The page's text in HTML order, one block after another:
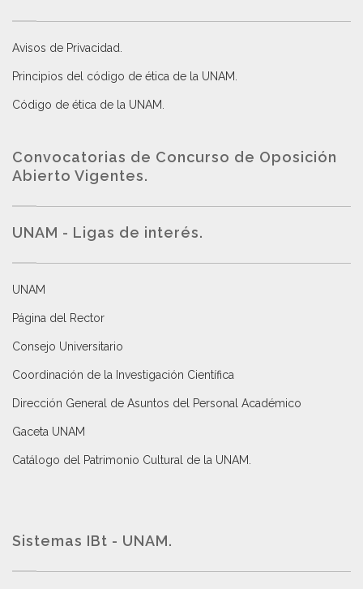
Avisos de Privacidad
Principios del código de ética de la UNAM
Código de ética de la UNAM
Convocatorias de Concurso de Oposición
Abierto Vigentes.
UNAM - Ligas de interés.
UNAM
Página del Rector
Consejo Universitario
Coordinación de la Investigación Científica
Dirección General de Asuntos del Personal Académico
Gaceta UNAM
Catálogo del Patrimonio Cultural de la UNAM.
Sistemas IBt - UNAM.